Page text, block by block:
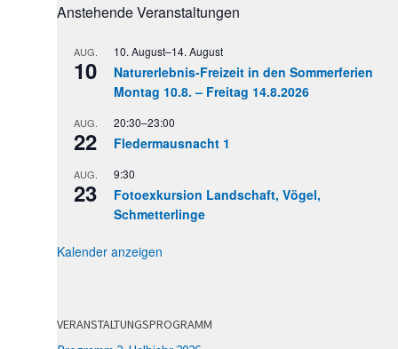
Anstehende Veranstaltungen
AUG.
10
10. August–14. August
Naturerlebnis-Freizeit in den Sommerferien
Montag 10.8. – Freitag 14.8.2026
AUG.
22
20:30–23:00
Fledermausnacht 1
AUG.
23
9:30
Fotoexkursion Landschaft, Vögel,
Schmetterlinge
Kalender anzeigen
VERANSTALTUNGSPROGRAMM